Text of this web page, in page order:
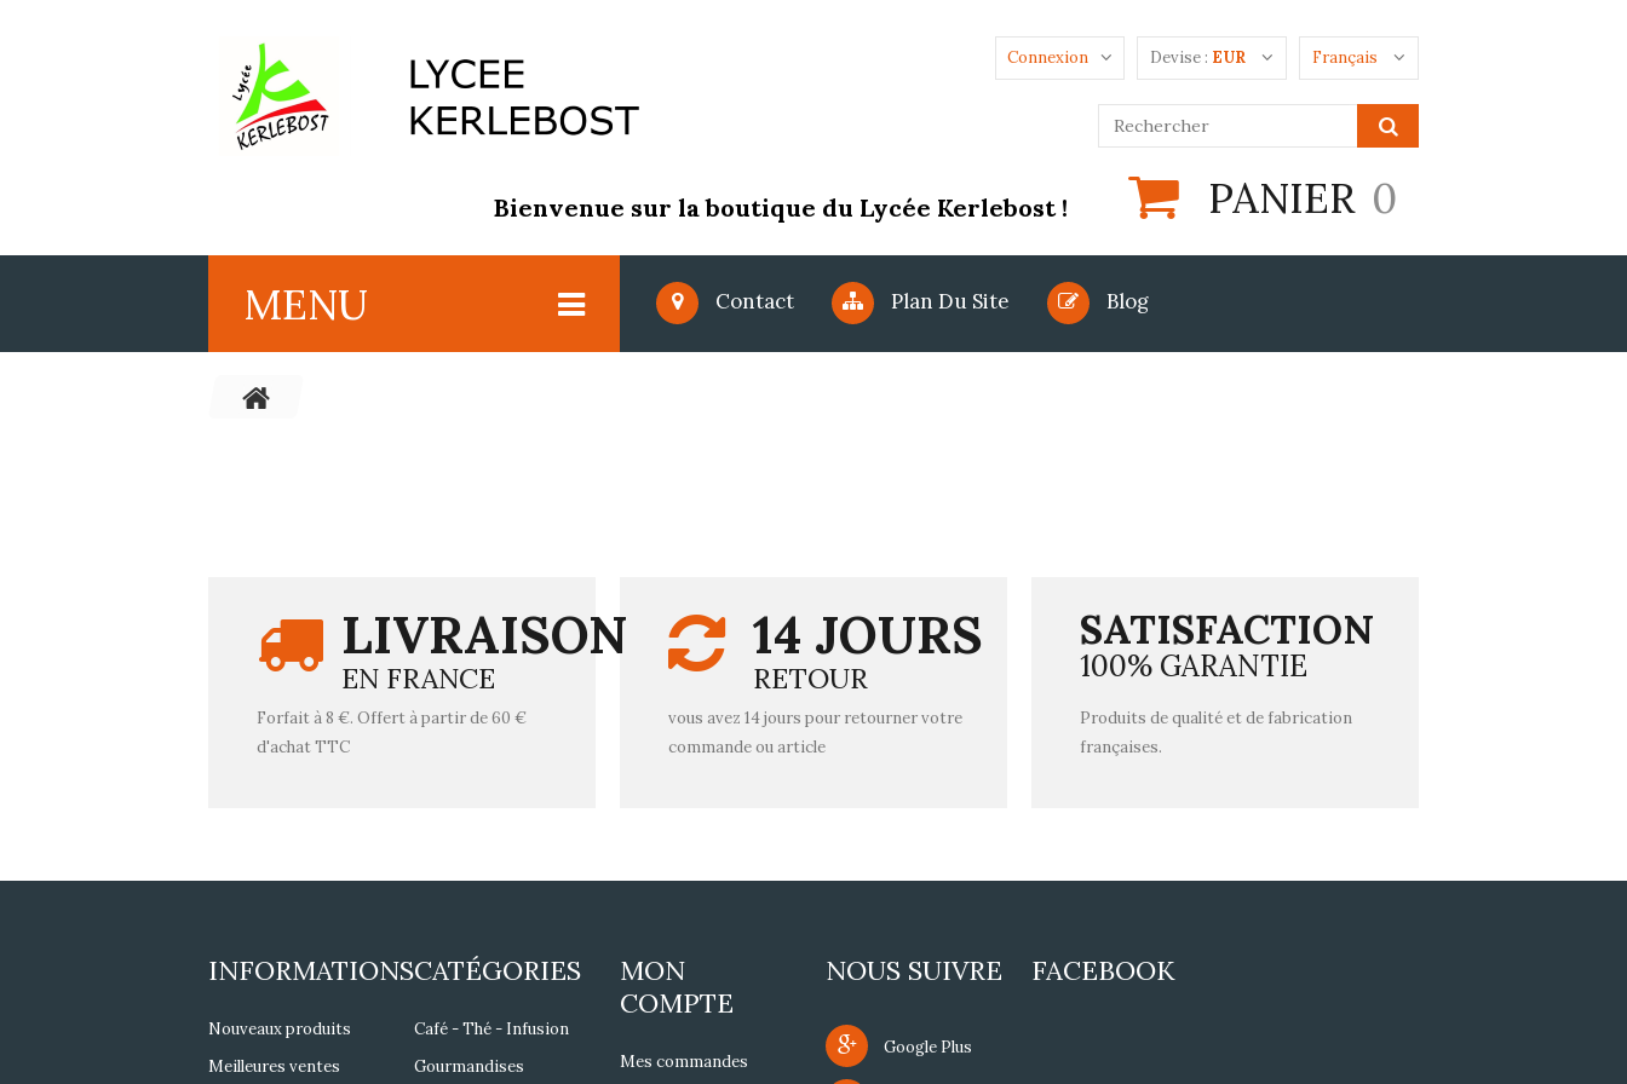
Français
Devise : EUR
Connexion
PANIER 0
Bienvenue sur la boutique du Lycée Kerlebost !
MENU Contact Plan Du Site Blog
LIVRAISON
EN FRANCE
Forfait à 8 €. Offert à partir de 60 €
d'achat TTC
14 JOURS
RETOUR
vous avez 14 jours pour retourner votre
commande ou article
SATISFACTION
100% GARANTIE
Produits de qualité et de fabrication
françaises.
INFORMATIONS
Nouveaux produits
Meilleures ventes
CATÉGORIES
Café - Thé - Infusion
Gourmandises
MON
COMPTE
Mes commandes
NOUS SUIVRE
Google Plus
FACEBOOK